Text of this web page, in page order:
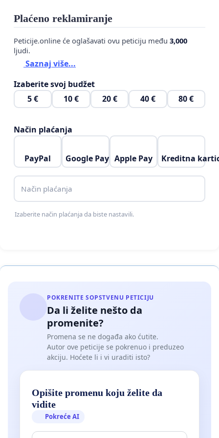
Plaćeno reklamiranje
Peticije.online će oglašavati ovu peticiju među 3,000
ljudi.
Saznaj više...
Izaberite svoj budžet
5 €
10 € 20 € 40 € 80 €
Način plaćanja
PayPal Google Pay Apple Pay Kreditna
Način plaćanja
Izaberite način plaćanja da biste nastavili.
POKRENITE SOPSTVENU PETICIJU
Da li želite nešto da
promenite?
Promena se ne događa ako ćutite.
Autor ove peticije se pokrenuo i preduzeo
akciju. Hoćete li i vi uraditi isto?
Opišite promenu koju želite da
vidite
Pokreće AI